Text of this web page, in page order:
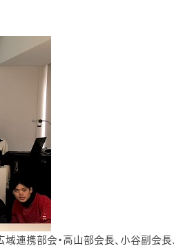
域連携部会・高山部会長、小谷副会